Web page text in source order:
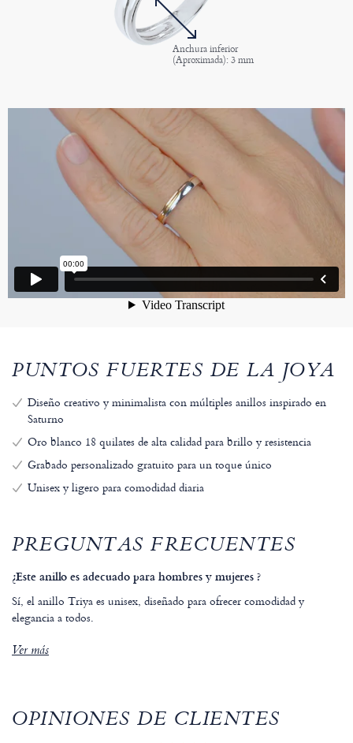
Anchura inferior
(Aproximada): 3 mm
PUNTOS FUERTES DE LA JOYA
Diseño creativo y minimalista con múltiples anillos inspirado en
Saturno
Oro blanco 18 quilates de alta calidad para brillo y resistencia
Grabado personalizado gratuito para un toque único
Unisex y ligero para comodidad diaria
PREGUNTAS FRECUENTES
¿Este anillo es adecuado para hombres y mujeres ?
Sí, el anillo Triya es unisex, diseñado para ofrecer comodidad y
elegancia a todos.
Ver más
OPINIONES DE CLIENTES